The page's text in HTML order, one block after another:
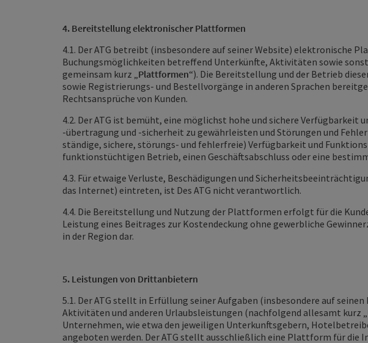
4. Bereitstellung elektronischer Plattformen
4.1. Der ATG betreibt (insbesondere auf seiner Website)
Buchungsmöglichkeiten betreffend Unterkünfte, Aktivitäten sowie
gemeinsam kurz „Plattformen“). Die Bereitstellung und der Betrieb
sowie Registrierungs- und Bestellvorgänge in anderen Sprachen
Rechtsansprüche von Kunden.
4.2. Der ATG ist bemüht, eine möglichst hohe und sichere
-übertragung und -sicherheit zu gewährleisten und Störungen und
ständige, sichere, störungs- und fehlerfreie) Verfügbarkeit und
funktionstüchtigen Betrieb, einen Geschäftsabschluss oder eine
4.3. Für etwaige Verluste, Beschädigungen und
das Internet) eintreten, ist Des ATG nicht verantwortlich.
4.4. Die Bereitstellung und Nutzung der Plattformen erfolgt für die
Leistung eines Beitrages zur Kostendeckung ohne gewerbliche
in der Region dar.
5. Leistungen von Drittanbietern
5.1. Der ATG stellt in Erfüllung seiner Aufgaben (insbesondere auf
Aktivitäten und anderen Urlaubsleistungen (nachfolgend allesamt kurz „
Unternehmen, wie etwa den jeweiligen Unterkunftsgebern,
angeboten werden. Der ATG stellt ausschließlich eine Plattform für